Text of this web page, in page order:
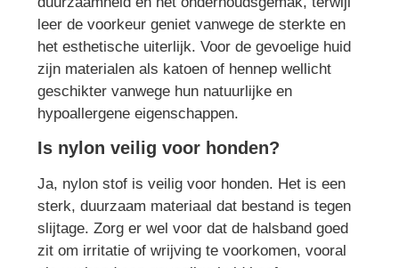
leer de voorkeur geniet vanwege de sterkte en
het esthetische uiterlijk. Voor de gevoelige huid
zijn materialen als katoen of hennep wellicht
geschikter vanwege hun natuurlijke en
hypoallergene eigenschappen.
Is nylon veilig voor honden?
Ja, nylon stof is veilig voor honden. Het is een
sterk, duurzaam materiaal dat bestand is tegen
slijtage. Zorg er wel voor dat de halsband goed
zit om irritatie of wrijving te voorkomen, vooral